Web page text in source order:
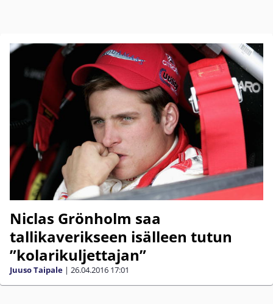
Niclas Grönholm saa
tallikaverikseen isälleen tutun
”kolarikuljettajan”
Juuso Taipale | 26.04.2016 17:01